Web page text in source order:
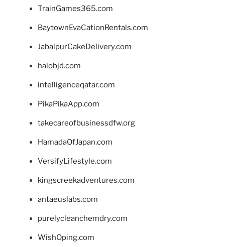
TrainGames365.com
BaytownEvaCationRentals.com
JabalpurCakeDelivery.com
halobjd.com
intelligenceqatar.com
PikaPikaApp.com
takecareofbusinessdfw.org
HamadaOfJapan.com
VersifyLifestyle.com
kingscreekadventures.com
antaeuslabs.com
purelycleanchemdry.com
WishOping.com